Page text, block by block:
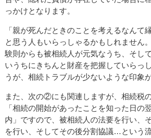
っかけとなります。
「親が死んだときのことを考えるなんて
と思う人もいらっしゃるかもしれません
験則からも被相続人が元気なうち、そし
いうちにきちんと財産を把握していらっ
うが、相続トラブルが少ないような印象
また、次の②にも関連しますが、相続税
「相続の開始があったことを知った日の
内」ですので、被相続人の法要を行い、
を行い、そしてその後分割協議…という